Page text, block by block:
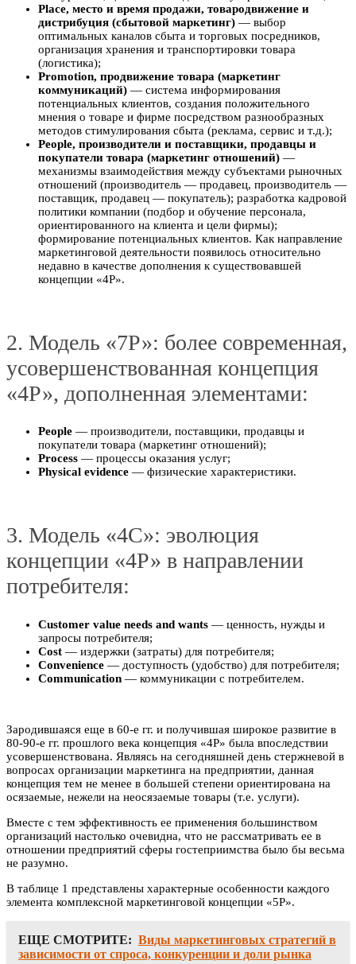
Place, место и время продажи, товародвижение и
дистрибуция (сбытовой маркетинг) — выбор
оптимальных каналов сбыта и торговых посредников,
организация хранения и транспортировки товара
(логистика);
Promotion, продвижение товара (маркетинг
коммуникаций) — система информирования
потенциальных клиентов, создания положительного
мнения о товаре и фирме посредством разнообразных
методов стимулирования сбыта (реклама, сервис и т.д.);
People, производители и поставщики, продавцы и
покупатели товара (маркетинг отношений) —
механизмы взаимодействия между субъектами рыночных
отношений (производитель — продавец, производитель —
поставщик, продавец — покупатель); разработка кадровой
политики компании (подбор и обучение персонала,
ориентированного на клиента и цели фирмы);
формирование потенциальных клиентов. Как направление
маркетинговой деятельности появилось относительно
недавно в качестве дополнения к существовавшей
концепции «4Р».
2. Модель «7Р»: более современная,
усовершенствованная концепция
«4Р», дополненная элементами:
People — производители, поставщики, продавцы и
покупатели товара (маркетинг отношений);
Process — процессы оказания услуг;
Physical evidence — физические характеристики.
3. Модель «4С»: эволюция
концепции «4Р» в направлении
потребителя:
Customer value needs and wants — ценность, нужды и
запросы потребителя;
Cost — издержки (затраты) для потребителя;
Convenience — доступность (удобство) для потребителя;
Communication — коммуникации с потребителем.
Зародившаяся еще в 60-е гг. и получившая широкое развитие в
80-90-е гг. прошлого века концепция «4Р» была впоследствии
усовершенствована. Являясь на сегодняшней день стержневой в
вопросах организации маркетинга на предприятии, данная
концепция тем не менее в большей степени ориентирована на
осязаемые, нежели на неосязаемые товары (т.е. услуги).
Вместе с тем эффективность ее применения большинством
организаций настолько очевидна, что не рассматривать ее в
отношении предприятий сферы гостеприимства было бы весьма
не разумно.
В таблице 1 представлены характерные особенности каждого
элемента комплексной маркетинговой концепции «5Р».
ЕЩЕ СМОТРИТЕ: Виды маркетинговых стратегий в
зависимости от спроса, конкуренции и доли рынка